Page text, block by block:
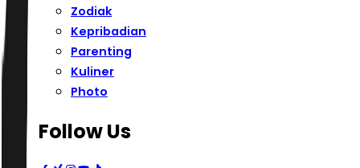
Zodiak
Kepribadian
Parenting
Kuliner
Photo
Follow Us